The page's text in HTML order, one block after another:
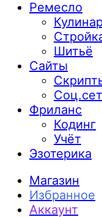
Ремесло
Шитьё
Сайты
Фриланс
Кодинг
Учёт
Эзотерика
Магазин
Избранное
Аккаунт